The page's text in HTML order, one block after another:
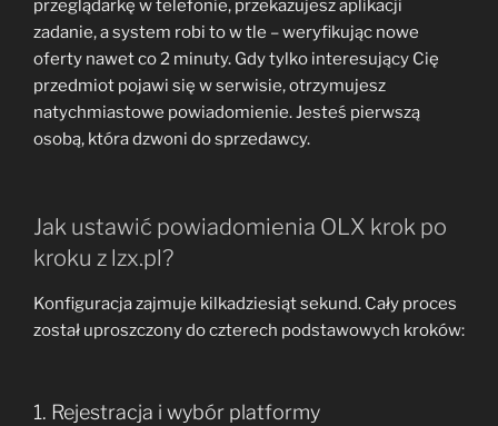
przeglądarkę w telefonie, przekazujesz aplikacji
zadanie, a system robi to w tle – weryfikując nowe
oferty nawet co 2 minuty. Gdy tylko interesujący Cię
przedmiot pojawi się w serwisie, otrzymujesz
natychmiastowe powiadomienie. Jesteś pierwszą
osobą, która dzwoni do sprzedawcy.
Jak ustawić powiadomienia OLX krok po
kroku z lzx.pl?
Konfiguracja zajmuje kilkadziesiąt sekund. Cały proces
został uproszczony do czterech podstawowych kroków:
1. Rejestracja i wybór platformy